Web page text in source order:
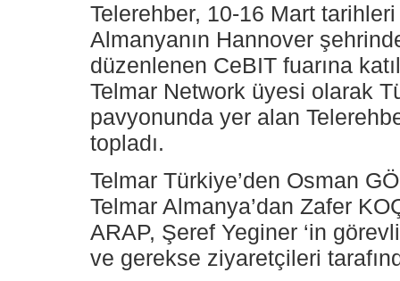
Telerehber, 10-16 Mart tarihleri
Almanyanın Hannover
düzenlenen CeBIT fuarına
Telmar Network üyesi olarak
pavyonunda yer alan
topladı.
Telmar Türkiye’den Osman
Telmar Almanya’dan Zafer
ARAP, Şeref Yeginer ‘in
ve gerekse ziyaretçileri